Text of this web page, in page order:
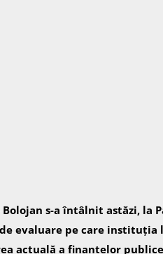
s-a întâlnit astăzi, la
evaluare pe care instituția
actuală a finanțelor